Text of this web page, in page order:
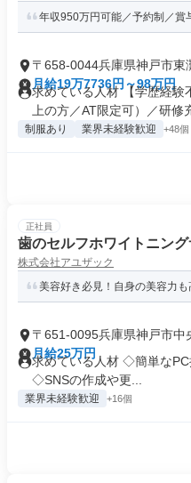
年収950万円可能／予約制／賞
〒658-0044兵庫県神戸市東
月給19万7736円～98万円
求めている人材 【学歴経
上の方／AT限定可）／研修
制服あり 業界未経験歓迎 +48個
正社員
歯のセルフホワイトニン
株式会社アユザック
美容好き必見！自身の美容力
〒651-0095兵庫県神戸市中
月給25万円
求めている人材 ◇簡単な
◇SNSの作成や更...
業界未経験歓迎 +16個